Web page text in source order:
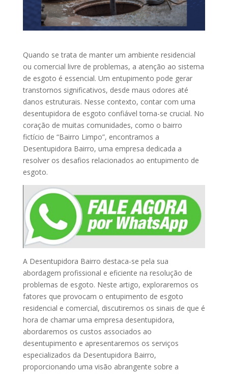
Quando se trata de manter um ambiente residencial
ou comercial livre de problemas, a atenção ao sistema
de esgoto é essencial. Um entupimento pode gerar
transtornos significativos, desde maus odores até
danos estruturais. Nesse contexto, contar com uma
desentupidora de esgoto confiável torna-se crucial. No
coração de muitas comunidades, como o bairro
fictício de “Bairro Limpo”, encontramos a
Desentupidora Bairro, uma empresa dedicada a
resolver os desafios relacionados ao entupimento de
esgoto.
A Desentupidora Bairro destaca-se pela sua
abordagem profissional e eficiente na resolução de
problemas de esgoto. Neste artigo, exploraremos os
fatores que provocam o entupimento de esgoto
residencial e comercial, discutiremos os sinais de que é
hora de chamar uma empresa desentupidora,
abordaremos os custos associados ao
desentupimento e apresentaremos os serviços
especializados da Desentupidora Bairro,
proporcionando uma visão abrangente sobre a